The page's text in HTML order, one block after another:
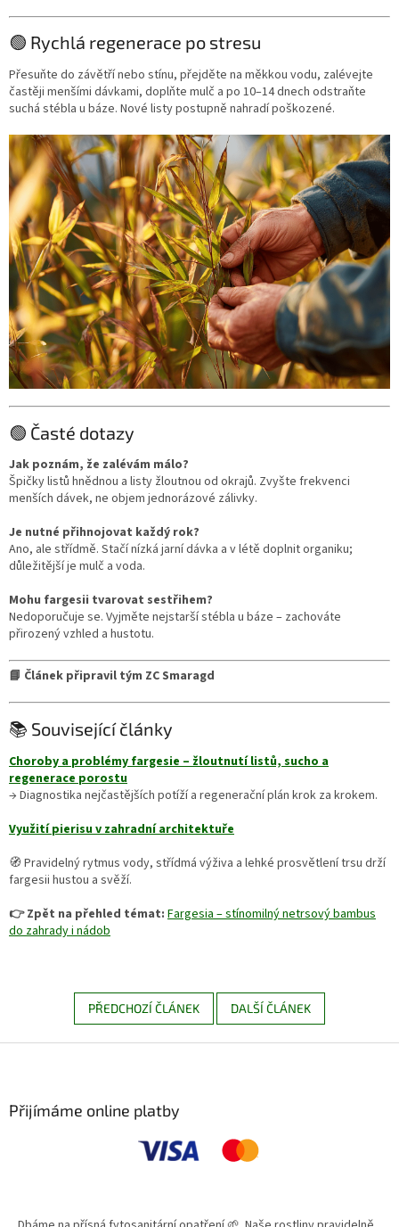
🟢 Rychlá regenerace po stresu
Přesuňte do závětří nebo stínu, přejděte na měkkou vodu, zalévejte
častěji menšími dávkami, doplňte mulč a po 10–14 dnech odstraňte
suchá stébla u báze. Nové listy postupně nahradí poškozené.
🟢 Časté dotazy
Jak poznám, že zalévám málo?
Špičky listů hnědnou a listy žloutnou od okrajů. Zvyšte frekvenci
menších dávek, ne objem jednorázové zálivky.
Je nutné přihnojovat každý rok?
Ano, ale střídmě. Stačí nízká jarní dávka a v létě doplnit organiku;
důležitější je mulč a voda.
Mohu fargesii tvarovat sestřihem?
Nedoporučuje se. Vyjměte nejstarší stébla u báze – zachováte
přirozený vzhled a hustotu.
📘 Článek připravil tým ZC Smaragd
📚 Související články
Choroby a problémy fargesie – žloutnutí listů, sucho a
regenerace porostu
→ Diagnostika nejčastějších potíží a regenerační plán krok za krokem.
Využití pierisu v zahradní architektuře
🧭 Pravidelný rytmus vody, střídmá výživa a lehké prosvětlení trsu drží
fargesii hustou a svěží.
👉 Zpět na přehled témat: Fargesia – stínomilný netrsový bambus
do zahrady i nádob
PŘEDCHOZÍ ČLÁNEK DALŠÍ ČLÁNEK
Přijímáme online platby